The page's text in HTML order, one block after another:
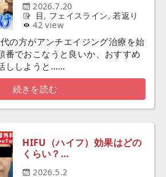
2026.7.20
目, フェイスライン,若返り
42 view
の方がアンチエイジング治療を始
番でおこなうと良いか、おすすめ
ししようと……
続きを読む
HIFU（ハイフ）効果はどの
くらい？…
2026.5.2